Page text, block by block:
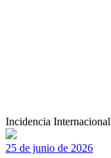
Incidencia Internacional
25 de junio de 2026